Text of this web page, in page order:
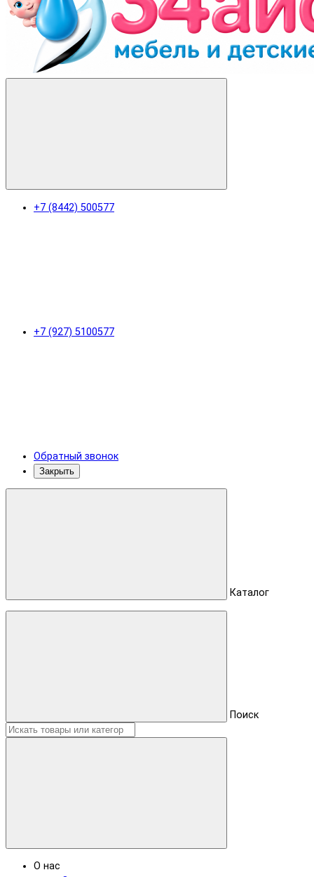
+7 (8442) 500577
+7 (927) 5100577
Обратный звонок
Закрыть
Каталог
Поиск
О нас